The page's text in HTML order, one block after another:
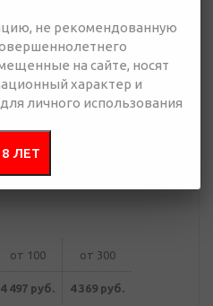
Добавить в
презентацию
В корзину
от 100 от 300
4 497 руб. 4 369 руб.
не рекомендованную
на сайте, носят
характер и
личного использования
ЛЕТ